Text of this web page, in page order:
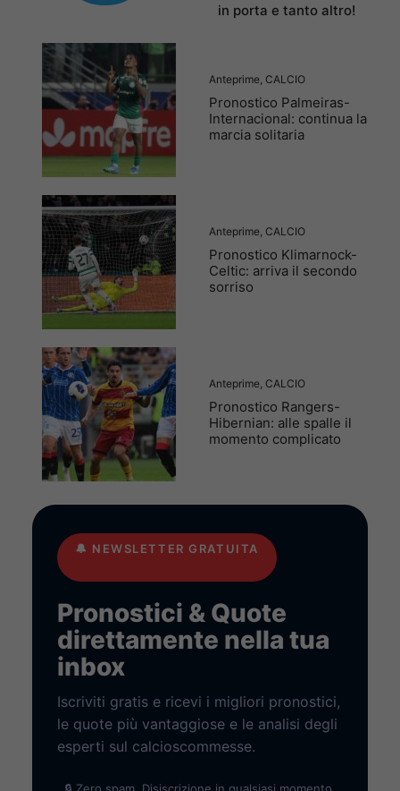
in porta e tanto altro!
Anteprime, CALCIO
Pronostico Palmeiras-
Internacional: continua la
marcia solitaria
Anteprime, CALCIO
Pronostico Klimarnock-
Celtic: arriva il secondo
sorriso
Anteprime, CALCIO
Pronostico Rangers-
Hibernian: alle spalle il
momento complicato
🔔 NEWSLETTER GRATUITA
Pronostici & Quote
direttamente nella tua
inbox
Iscriviti gratis e ricevi i migliori pronostici,
le quote più vantaggiose e le analisi degli
esperti sul calcioscommesse.